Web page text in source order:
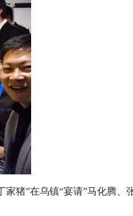
猪”在乌镇“宴请”马化腾、